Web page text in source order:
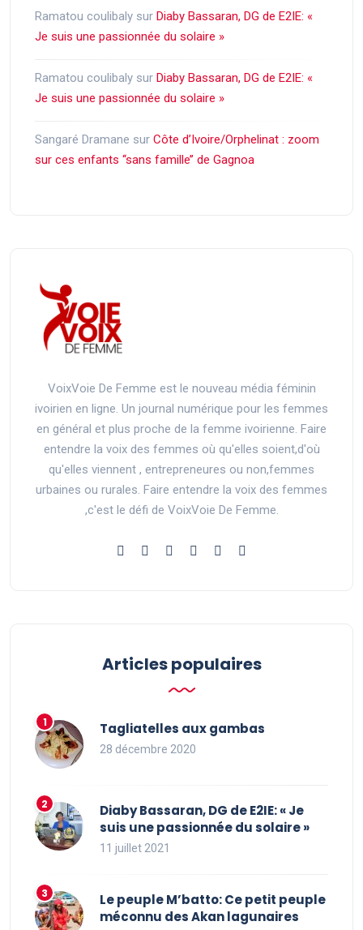
Ramatou coulibaly sur Diaby Bassaran, DG de E2IE: «
Je suis une passionnée du solaire »
Ramatou coulibaly sur Diaby Bassaran, DG de E2IE: «
Je suis une passionnée du solaire »
Sangaré Dramane sur Côte d’Ivoire/Orphelinat : zoom
sur ces enfants ‘‘sans famille’’ de Gagnoa
VoixVoie De Femme est le nouveau média féminin
ivoirien en ligne. Un journal numérique pour les femmes
en général et plus proche de la femme ivoirienne. Faire
entendre la voix des femmes où qu'elles soient,d'où
qu'elles viennent , entrepreneures ou non,femmes
urbaines ou rurales. Faire entendre la voix des femmes
,c'est le défi de VoixVoie De Femme.
Articles populaires
Tagliatelles aux gambas
28 décembre 2020
Diaby Bassaran, DG de E2IE: « Je
suis une passionnée du solaire »
11 juillet 2021
Le peuple M’batto: Ce petit peuple
méconnu des Akan lagunaires